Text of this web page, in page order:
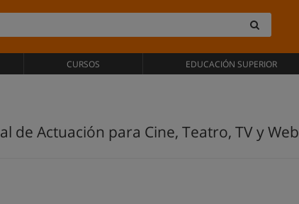
CURSOS EDUCACIÓN SUPERIOR
de Actuación para Cine, Teatro, TV y Web